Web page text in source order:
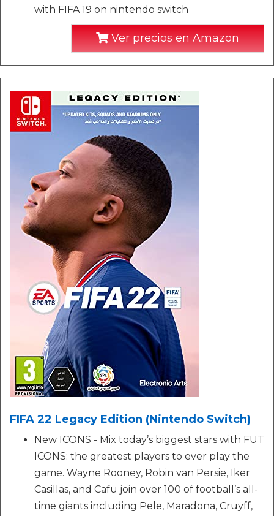
with FIFA 19 on nintendo switch
Ver precios en Amazon
FIFA 22 Legacy Edition (Nintendo Switch)
New ICONS - Mix today’s biggest stars with FUT
ICONS: the greatest players to ever play the
game. Wayne Rooney, Robin van Persie, Iker
Casillas, and Cafu join over 100 of football’s all-
time giants including Pele, Maradona, Cruyff,